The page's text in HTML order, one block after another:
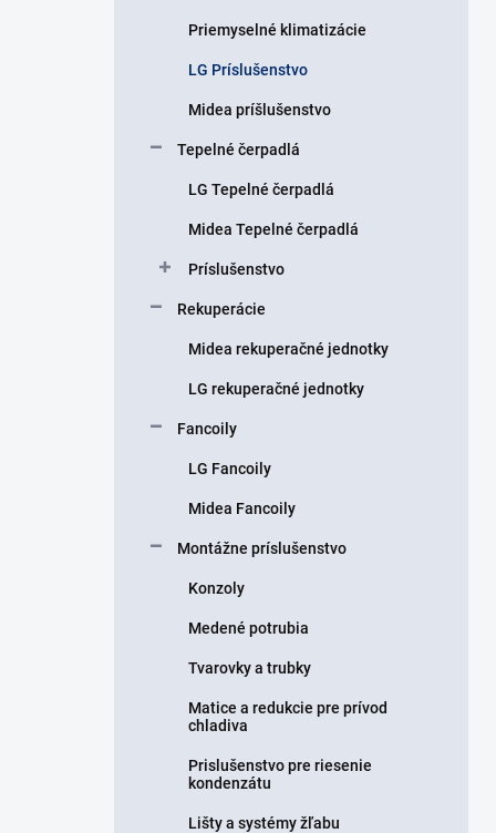
Priemyselné klimatizácie
LG Príslušenstvo
Midea príšlušenstvo
Tepelné čerpadlá
LG Tepelné čerpadlá
Midea Tepelné čerpadlá
Príslušenstvo
Rekuperácie
Midea rekuperačné jednotky
LG rekuperačné jednotky
Fancoily
LG Fancoily
Midea Fancoily
Montážne príslušenstvo
Konzoly
Medené potrubia
Tvarovky a trubky
Matice a redukcie pre prívod
chladiva
Prislušenstvo pre riesenie
kondenzátu
Lišty a systémy žľabu